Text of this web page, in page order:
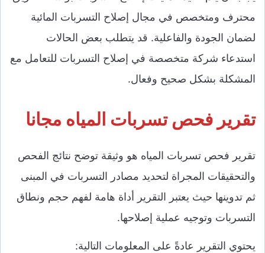
محترف ومتخصص في مجال إصلاح التسربات المائية
لضمان الجودة والفاعلية. قد يتطلب بعض الحالات
استدعاء شركة متخصصة في إصلاح التسربات للتعامل مع
المشكلة بشكل صحيح وفعال.
تقرير فحص تسربات المياه مجانا
تقرير فحص تسربات المياه هو وثيقة توضح نتائج الفحص
والتحقيقات المجراة لتحديد مصادر التسربات في المبنى
ثم تدوينها حيث يعتبر التقرير أداة هامة لفهم حجم ونطاق
التسربات وتوجيه عملية إصلاحها.
يحتوي التقرير عادةً على المعلومات التالية: